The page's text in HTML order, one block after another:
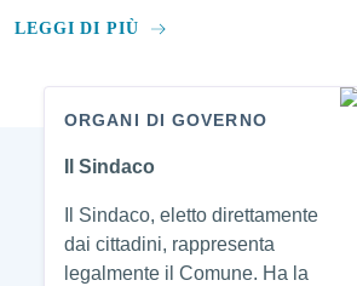
LEGGI DI PIÙ
Amministrazione
ORGANI DI GOVERNO
Il Sindaco
Il Sindaco, eletto direttamente
dai cittadini, rappresenta
legalmente il Comune. Ha la